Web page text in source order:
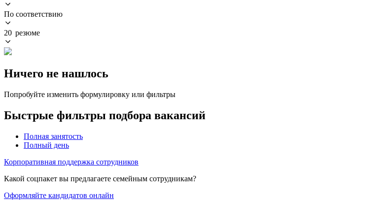
По соответствию
20 резюме
Ничего не нашлось
Попробуйте изменить формулировку или фильтры
Быстрые фильтры подбора вакансий
Полная занятость
Полный день
Корпоративная поддержка сотрудников
Какой соцпакет вы предлагаете семейным сотрудникам?
Оформляйте кандидатов онлайн